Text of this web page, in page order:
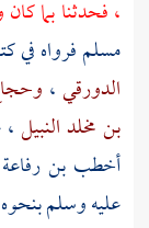
، فحدثنا بما
مسلمفرواه
الدورقي،
بن مخلد النبيل
أخطب بن
عليه وسلم